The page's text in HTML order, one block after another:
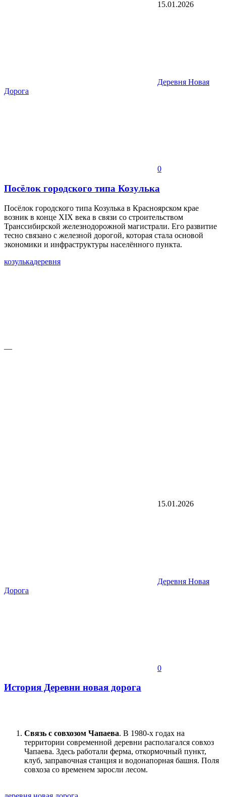
15.01.2026
Деревня Новая
Дорога
0
Посёлок городского типа Козулька
Посёлок городского типа Козулька в Красноярском крае
возник в конце XIX века в связи со строительством
Транссибирской железнодорожной магистрали. Его развитие
тесно связано с железной дорогой, которая стала основой
экономики и инфраструктуры населённого пункта.
козулькадеревня
—
15.01.2026
Деревня Новая
Дорога
0
История Деревни новая дорога
Связь с совхозом Чапаева. В 1980-х годах на
территории современной деревни располагался совхоз
Чапаева. Здесь работали ферма, откормочный пункт,
клуб, заправочная станция и водонапорная башня. Поля
совхоза со временем заросли лесом.